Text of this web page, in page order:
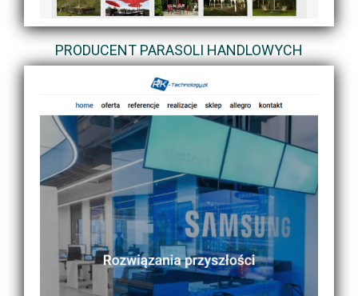
PRODUCENT PARASOLI HANDLOWYCH